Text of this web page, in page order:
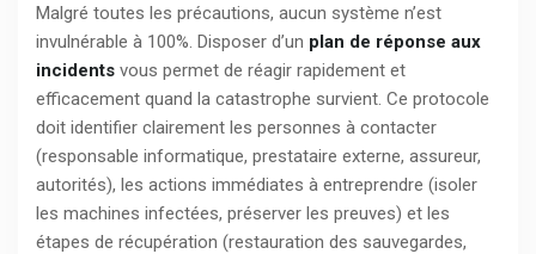
Malgré toutes les précautions, aucun système n’est
invulnérable à 100%. Disposer d’un plan de réponse aux
incidents vous permet de réagir rapidement et
efficacement quand la catastrophe survient. Ce protocole
doit identifier clairement les personnes à contacter
(responsable informatique, prestataire externe, assureur,
autorités), les actions immédiates à entreprendre (isoler
les machines infectées, préserver les preuves) et les
étapes de récupération (restauration des sauvegardes,